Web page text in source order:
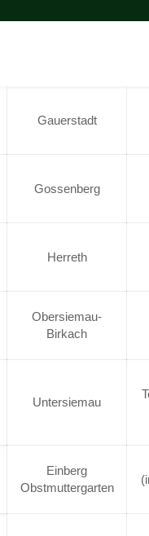
Gauerstadt
Gossenberg
Herreth
Obersiemau-
Birkach
Untersiemau
Einberg
Obstmuttergarten